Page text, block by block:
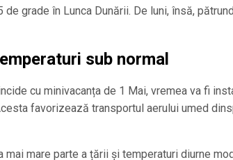
grade în Lunca Dunării. De luni, însă,
sub normal
cu minivacanța de 1 Mai, vremea va fi
favorizează transportul aerului umed
mare parte a țării și temperaturi diurne